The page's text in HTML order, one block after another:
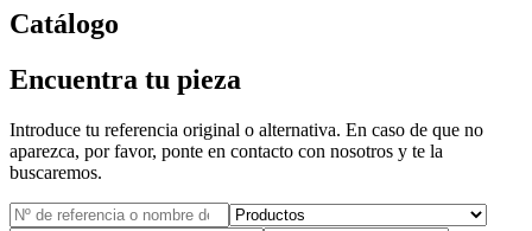
Catálogo
Encuentra tu pieza
Introduce tu referencia original o alternativa. En caso de que no
aparezca, por favor, ponte en contacto con nosotros y te la
buscaremos.